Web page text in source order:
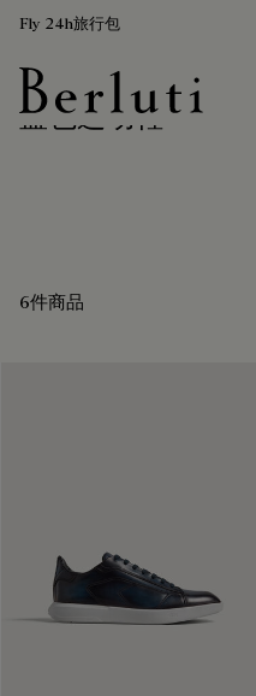
Fly 24h旅行包
Berluti homepage
蓝色运动鞋
6件商品